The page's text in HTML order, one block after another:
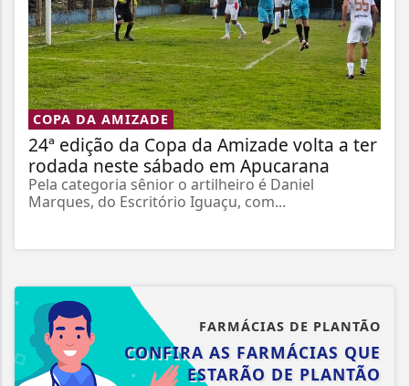
COPA DA AMIZADE
24ª edição da Copa da Amizade volta a ter
rodada neste sábado em Apucarana
Pela categoria sênior o artilheiro é Daniel
Marques, do Escritório Iguaçu, com...
FARMÁCIAS DE PLANTÃO
CONFIRA AS FARMÁCIAS QUE
ESTARÃO DE PLANTÃO